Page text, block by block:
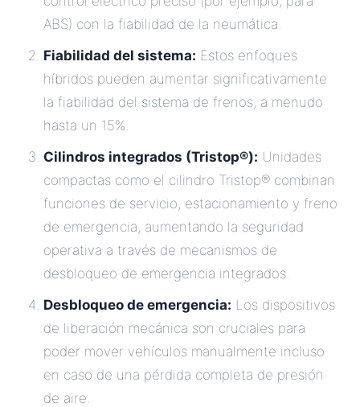
ABS) con la fiabilidad de la neumática.
Fiabilidad del sistema: Estos enfoques
híbridos pueden aumentar significativamente
la fiabilidad del sistema de frenos, a menudo
hasta un 15%.
Cilindros integrados (Tristop®): Unidades
compactas como el cilindro Tristop® combinan
funciones de servicio, estacionamiento y freno
de emergencia, aumentando la seguridad
operativa a través de mecanismos de
desbloqueo de emergencia integrados.
Desbloqueo de emergencia: Los dispositivos
de liberación mecánica son cruciales para
poder mover vehículos manualmente incluso
en caso de una pérdida completa de presión
de aire.